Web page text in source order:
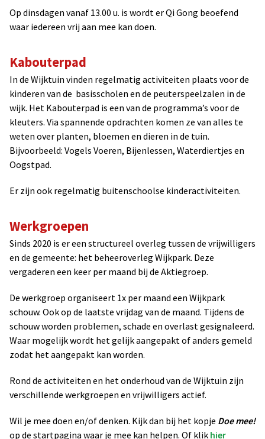
Op dinsdagen vanaf 13.00 u. is wordt er Qi Gong beoefend
waar iedereen vrij aan mee kan doen.
Kabouterpad
In de Wijktuin vinden regelmatig activiteiten plaats voor de
kinderen van de basisscholen en de peuterspeelzalen in de
wijk. Het Kabouterpad is een van de programma’s voor de
kleuters. Via spannende opdrachten komen ze van alles te
weten over planten, bloemen en dieren in de tuin.
Bijvoorbeeld: Vogels Voeren, Bijenlessen, Waterdiertjes en
Oogstpad.
Er zijn ook regelmatig buitenschoolse kinderactiviteiten.
Werkgroepen
Sinds 2020 is er een structureel overleg tussen de vrijwilligers
en de gemeente: het beheeroverleg Wijkpark. Deze
vergaderen een keer per maand bij de Aktiegroep.
De werkgroep organiseert 1x per maand een Wijkpark
schouw. Ook op de laatste vrijdag van de maand. Tijdens de
schouw worden problemen, schade en overlast gesignaleerd.
Waar mogelijk wordt het gelijk aangepakt of anders gemeld
zodat het aangepakt kan worden.
Rond de activiteiten en het onderhoud van de Wijktuin zijn
verschillende werkgroepen en vrijwilligers actief.
Wil je mee doen en/of denken. Kijk dan bij het kopje Doe mee!
op de startpagina waar je mee kan helpen. Of klik hier